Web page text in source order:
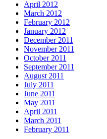
April 2012
March 2012
February 2012
January 2012
December 2011
November 2011
October 2011
September 2011
August 2011
July 2011
June 2011
May 2011
April 2011
March 2011
February 2011